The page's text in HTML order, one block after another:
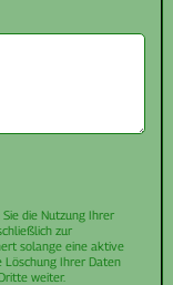
die Nutzung Ihrer
zur
solange eine aktive
Löschung Ihrer Daten
weiter.